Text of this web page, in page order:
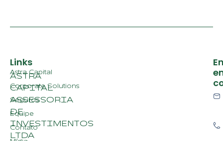
ASTRA
CAPITAL
ASSESSORIA
DE
INVESTIMENTOS
LTDA
Links
Astra Capital
Corporate Solutions
Seguros
Equipe
Contato